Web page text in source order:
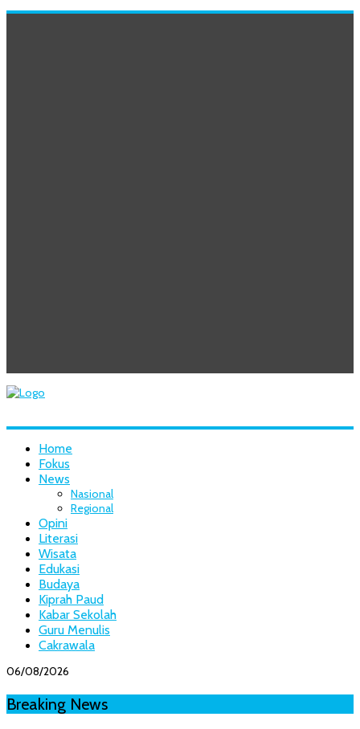
Home
Fokus
News
Nasional
Regional
Opini
Literasi
Wisata
Edukasi
Budaya
Kiprah Paud
Kabar Sekolah
Guru Menulis
Cakrawala
06/08/2026
Breaking News